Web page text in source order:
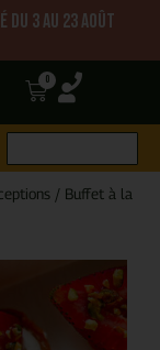
3 au 23 août
0
/ Buffet à la